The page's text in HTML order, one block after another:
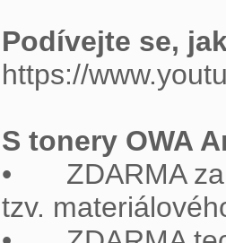
Podívejte se,
https://
S tonery OWA
•	ZDARMA zapojení do programu odběru vypsaných tonerů včetně získání
tzv.